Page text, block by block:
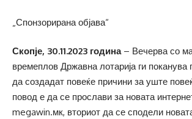
„Спонзорирана објава“
Скопје, 30.11.2023 година– Вечерва со
времеплов Државна лотарија ги поканува
да создадат повеќе причини за уште
повод е да се прослави за новата
megawin.мк, вториот да се сподели